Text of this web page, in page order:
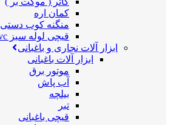
کمان اره
منگنه کوب دستی
قیچی لوله سبز pvc
ابزار آلات نجاری و باغبانی
ابزار آلات باغبانی
موتور برق
آب پاش
بیلچه
تبر
قیچی باغبانی